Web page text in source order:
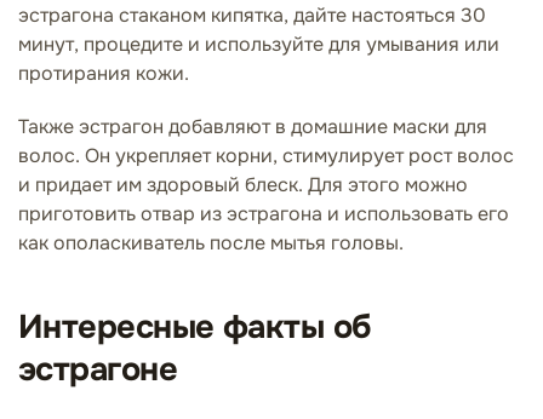
эстрагона стаканом кипятка, дайте настояться 30
минут, процедите и используйте для умывания или
протирания кожи.
Также эстрагон добавляют в домашние маски для
волос. Он укрепляет корни, стимулирует рост волос
и придает им здоровый блеск. Для этого можно
приготовить отвар из эстрагона и использовать его
как ополаскиватель после мытья головы.
Интересные факты об
эстрагоне